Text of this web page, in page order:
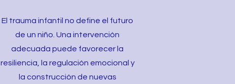
El trauma infantil no define el futuro
de un niño. Una intervención
adecuada puede favorecer la
resiliencia, la regulación emocional y
la construcción de nuevas